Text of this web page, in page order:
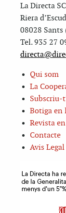
La Directa
Riera
08028 Sants
Tel. 935 27
Qui som
La
Subscriu-
Botiga en
Revista
Contacte
Avis